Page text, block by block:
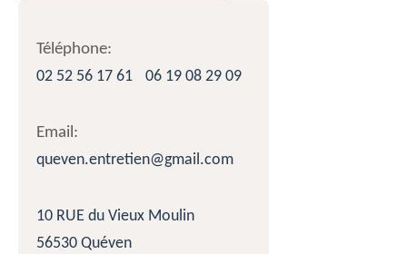
Téléphone:
02 52 56 17 61
06 19 08 29 09
Email:
queven.entretien@gmail.com
10 RUE du Vieux Moulin
56530 Quéven